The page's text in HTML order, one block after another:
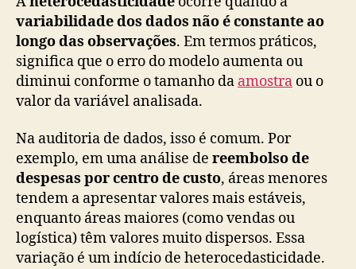
variabilidade dos dados não é constante ao
longo das observações. Em termos práticos,
significa que o erro do modelo aumenta ou
diminui conforme o tamanho da amostra ou o
valor da variável analisada.
Na auditoria de dados, isso é comum. Por
exemplo, em uma análise de reembolso de
despesas por centro de custo, áreas menores
tendem a apresentar valores mais estáveis,
enquanto áreas maiores (como vendas ou
logística) têm valores muito dispersos. Essa
variação é um indício de heterocedasticidade.